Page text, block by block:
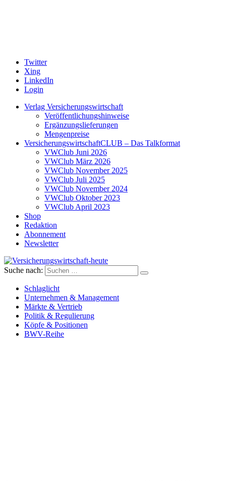
Twitter
Xing
LinkedIn
Login
Verlag Versicherungswirtschaft
Veröffentlichungshinweise
Ergänzungslieferungen
Mengenpreise
VersicherungswirtschaftCLUB – Das Talkformat
VWClub Juni 2026
VWClub März 2026
VWClub November 2025
VWClub Juli 2025
VWClub November 2024
VWClub Oktober 2023
VWClub April 2023
Shop
Redaktion
Abonnement
Newsletter
Versicherungswirtschaft-heute
Suche nach:
Schlaglicht
Unternehmen & Management
Märkte & Vertrieb
Politik & Regulierung
Köpfe & Positionen
BWV-Reihe